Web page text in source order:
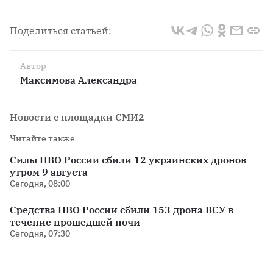
Поделиться статьей:
Автор
Максимова Александра
Новости с площадки СМИ2
Читайте также
Силы ПВО России сбили 12 украинских дронов
утром 9 августа
Сегодня, 08:00
Средства ПВО России сбили 153 дрона ВСУ в
течение прошедшей ночи
Сегодня, 07:30